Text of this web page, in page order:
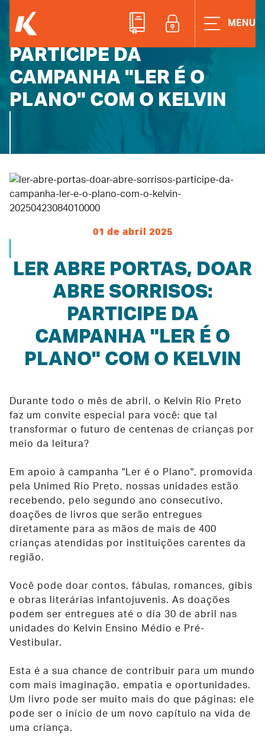
ACESSE AMENU
LER ABRE PORTAS, DOAR
ABRE SORRISOS:
PARTICIPE DA
CAMPANHA "LER É O
PLANO" COM O KELVIN
01 de abril 2025
LER ABRE PORTAS, DOAR
ABRE SORRISOS:
PARTICIPE DA
CAMPANHA "LER É O
PLANO" COM O KELVIN
Durante todo o mês de abril, o Kelvin Rio Preto
faz um convite especial para você: que tal
transformar o futuro de centenas de crianças por
meio da leitura?
Em apoio à campanha "Ler é o Plano", promovida
pela Unimed Rio Preto, nossas unidades estão
recebendo, pelo segundo ano consecutivo,
doações de livros que serão entregues
diretamente para as mãos de mais de 400
crianças atendidas por instituições carentes da
região.
Você pode doar contos, fábulas, romances, gibis
e obras literárias infantojuvenis. As doações
podem ser entregues até o dia 30 de abril nas
unidades do Kelvin Ensino Médio e Pré-
Vestibular.
Esta é a sua chance de contribuir para um mundo
com mais imaginação, empatia e oportunidades.
Um livro pode ser muito mais do que páginas: ele
pode ser o início de um novo capítulo na vida de
uma criança.